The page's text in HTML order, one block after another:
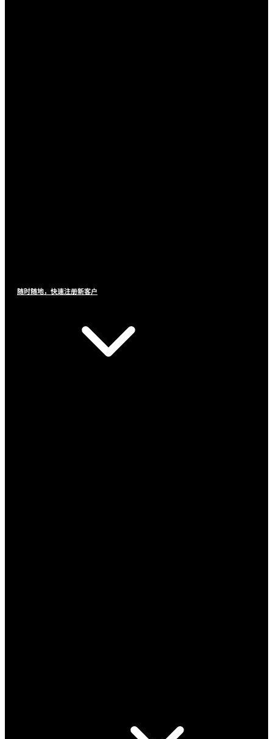
随时随地，快速注册新客户